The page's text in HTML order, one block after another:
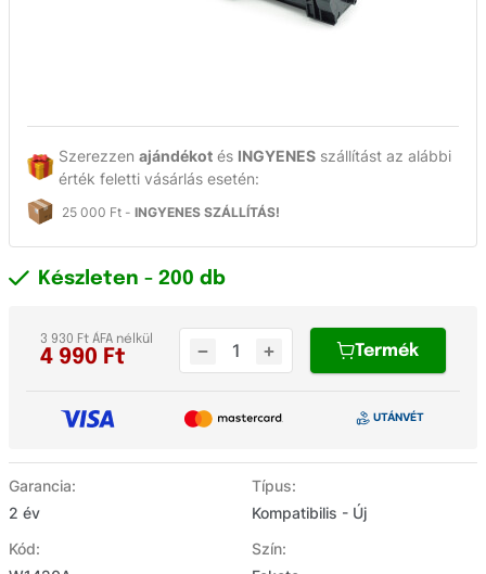
Szerezzen ajándékot és INGYENES szállítást az alábbi
érték feletti vásárlás esetén:
25 000 Ft - INGYENES SZÁLLÍTÁS!
Garancia:
2 év
Típus:
Kompatibilis - Új
Kód:
Szín:
Készleten - 200 db
4 990 Ft
3 930 Ft ÁFA nélkül
Termék